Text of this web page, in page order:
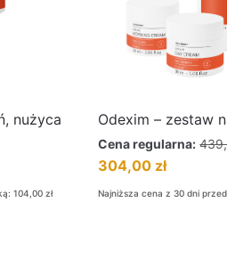
nużyca
104,00zł
Odexim – zestaw
Cena regularna:
304,00 zł
Najniższa cena z 30 dni